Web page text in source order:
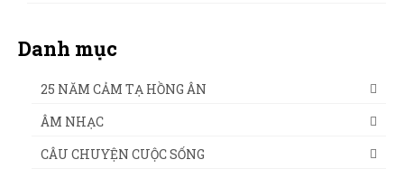
Danh mục
25 NĂM CẢM TẠ HỒNG ÂN
ÂM NHẠC
CÂU CHUYỆN CUỘC SỐNG